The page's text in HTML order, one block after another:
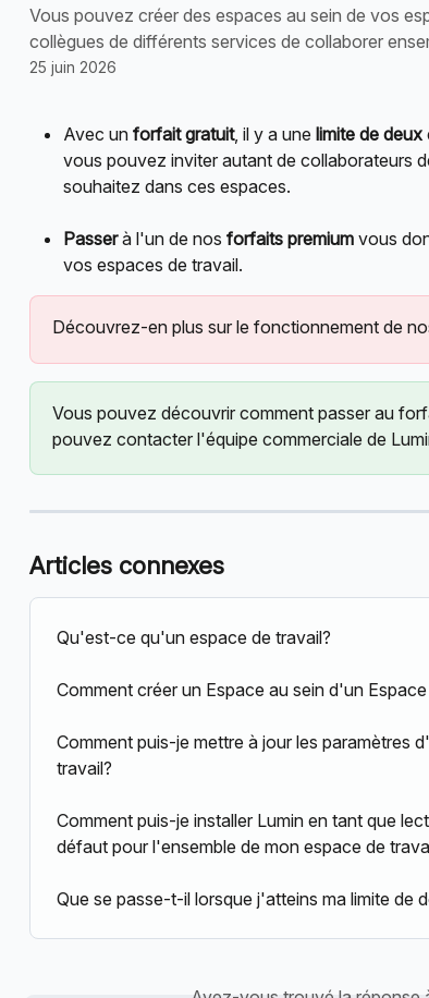
Vous pouvez créer des espaces au sein de vos
collègues de différents services de collaborer
25 juin 2026
Avec un forfait gratuit, il y a une limite de deux
vous pouvez inviter autant de collaborateurs
souhaitez dans ces espaces.
Passer à l'un de nos forfaits premium vous
vos espaces de travail.
Découvrez-en plus sur le fonctionnement de
Vous pouvez découvrir comment passer au
pouvez contacter l'équipe commerciale de
Articles connexes
Qu'est-ce qu'un espace de travail?
Comment créer un Espace au sein d'un
Comment puis-je mettre à jour les paramètres
travail?
Comment puis-je installer Lumin en tant que
défaut pour l'ensemble de mon espace de
Que se passe-t-il lorsque j'atteins ma limite de